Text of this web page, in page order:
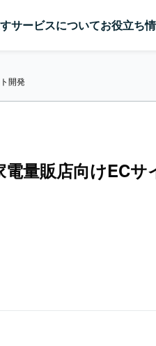
サービスについてお役立ち
開発
電量販店向けECサ